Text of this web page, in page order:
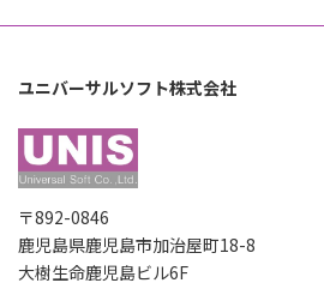
ユニバーサルソフト株式会社
〒892-0846
鹿児島県鹿児島市加治屋町18-8
大樹生命鹿児島ビル6F